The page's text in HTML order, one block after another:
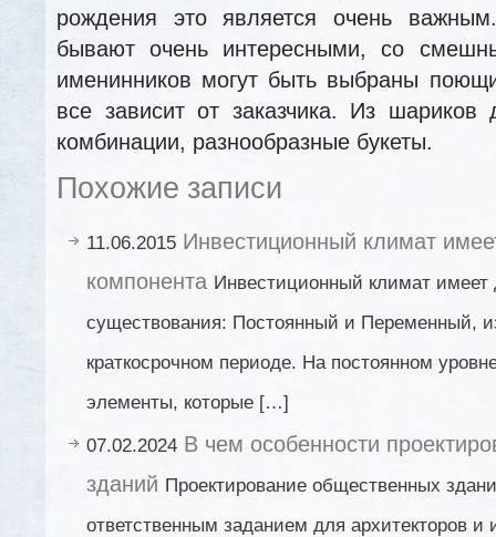
рождения это является очень
бывают очень интересными, со
именинников могут быть выбраны
все зависит от заказчика. Из шариков
комбинации, разнообразные букеты.
Похожие записи
11.06.2015 Инвестиционный климат
компонента Инвестиционный климат имеет
существования: Постоянный и Переменный,
краткосрочном периоде. На постоянном
элементы, которые […]
07.02.2024 В чем особенности
зданий Проектирование общественных
ответственным заданием для архитекторов и